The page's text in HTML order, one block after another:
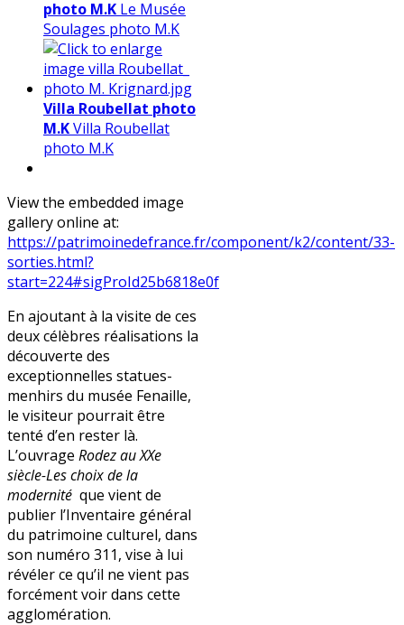
photo M.K Le Musée
Soulages photo M.K
Villa Roubellat photo
M.KVilla Roubellat
photo M.K
View the embedded image
gallery online at:
https://patrimoinedefrance.fr/component/k2/content/33-
sorties.html?
start=224#sigProId25b6818e0f
En ajoutant à la visite de ces
deux célèbres réalisations la
découverte des
exceptionnelles statues-
menhirs du musée Fenaille,
le visiteur pourrait être
tenté d’en rester là.
L’ouvrage Rodez au XXe
siècle-Les choix de la
modernité que vient de
publier l’Inventaire général
du patrimoine culturel, dans
son numéro 311, vise à lui
révéler ce qu’il ne vient pas
forcément voir dans cette
agglomération.